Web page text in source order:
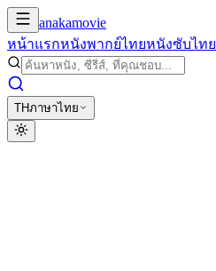
anakamovie
หน้าแรกหนังพากย์ไทยหนังซับไทย
THภาษาไทย